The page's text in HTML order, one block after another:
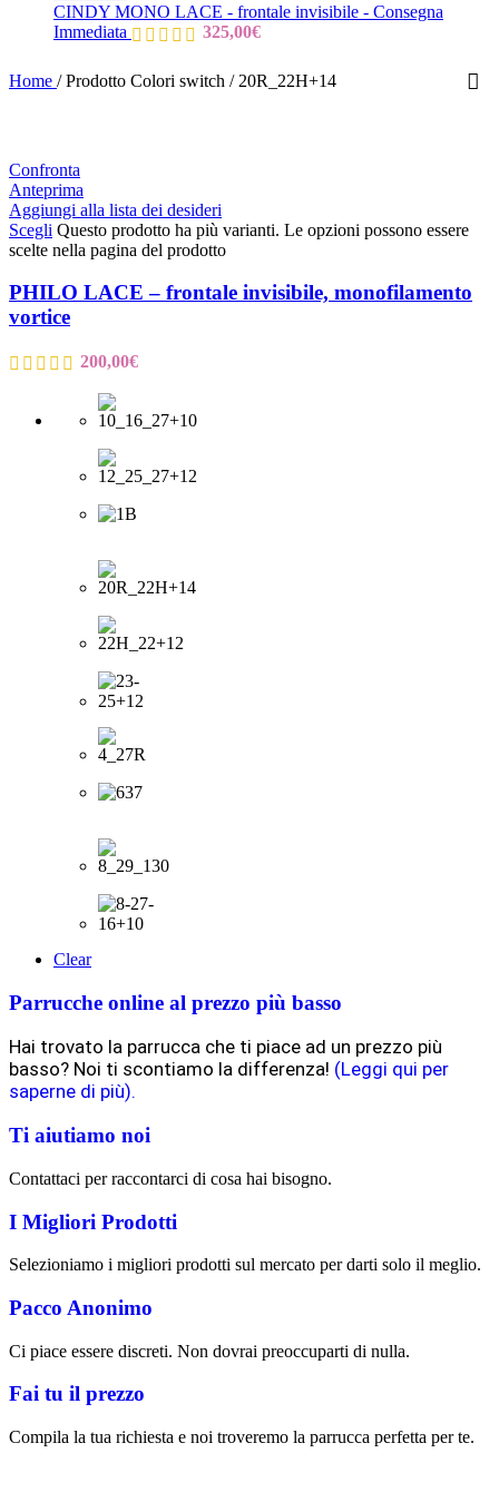
CINDY MONO LACE - frontale invisibile - Consegna
Immediata
325,00€
Home / Prodotto Colori switch / 20R_22H+14
Confronta
Anteprima
Aggiungi alla lista dei desideri
Scegli Questo prodotto ha più varianti. Le opzioni possono essere
scelte nella pagina del prodotto
PHILO LACE – frontale invisibile, monofilamento
vortice
200,00€
Clear
Parrucche online al prezzo più basso
Hai trovato la parrucca che ti piace ad un prezzo più
basso? Noi ti scontiamo la differenza! (Leggi qui per
saperne di più).
Ti aiutiamo noi
Contattaci per raccontarci di cosa hai bisogno.
I Migliori Prodotti
Selezioniamo i migliori prodotti sul mercato per darti solo il meglio.
Pacco Anonimo
Ci piace essere discreti. Non dovrai preoccuparti di nulla.
Fai tu il prezzo
Compila la tua richiesta e noi troveremo la parrucca perfetta per te.